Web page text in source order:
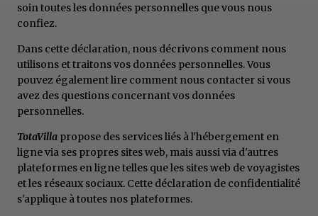
soin toutes les données personnelles que vous nous
confiez.
Dans cette déclaration, nous décrivons comment nous
utilisons et traitons vos données personnelles. Vous
pouvez également lire comment nous contacter si vous
avez des questions concernant vos données
personnelles.
TotaVilla propose des services liés à l'hébergement en
ligne via ses propres sites web, mais aussi via d'autres
plateformes en ligne telles que les sites web de voyagistes
et les réseaux sociaux. Cette déclaration de confidentialité
s'applique à toutes nos plateformes.